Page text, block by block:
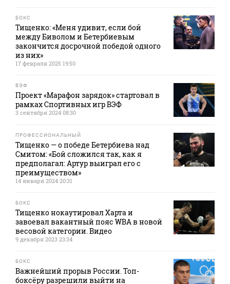
БОКС
Тищенко: «Меня удивит, если бой
между Биволом и Бетербиевым
закончится досрочной победой одного
из них»
17 февраля 2025 19:50
ВЭФ
Проект «Марафон зарядок» стартовал в
рамках Спортивных игр ВЭФ
3 сентября 2024 08:30
ПРОФЕССИОНАЛЬНЫЙ
Тищенко — о победе Бетербиева над
Смитом: «Бой сложился так, как я
предполагал: Артур выиграл его с
преимуществом»
14 января 2024 20:31
БОКС
Тищенко нокаутировал Харта и
завоевал вакантный пояс WBA в новой
весовой категории. Видео
9 декабря 2023 23:34
БОКС
Важнейший прорыв России. Топ-
боксёру разрешили выйти на